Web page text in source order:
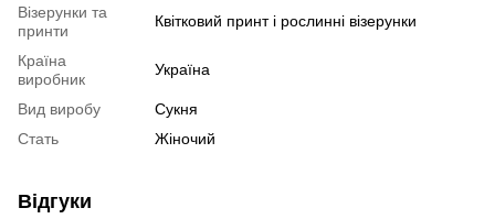
Візерунки та
принти
Квітковий принт і рослинні візерунки
Країна
виробник
Україна
Вид виробу
Сукня
Стать
Жіночий
Відгуки